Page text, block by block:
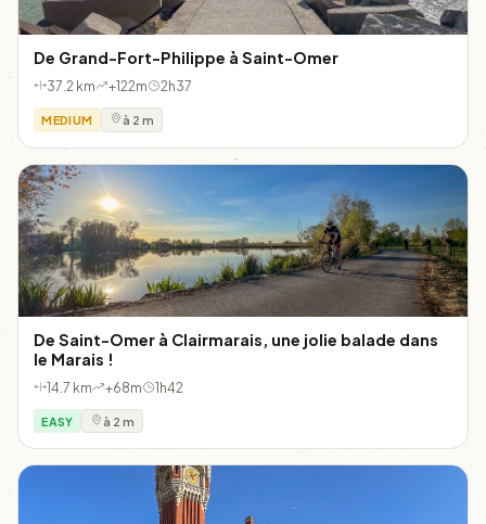
De Grand-Fort-Philippe à Saint-Omer
37.2 km +122m 2h37
MEDIUM à 2 m
De Saint-Omer à Clairmarais, une jolie balade dans
le Marais !
14.7 km +68m 1h42
EASY à 2 m